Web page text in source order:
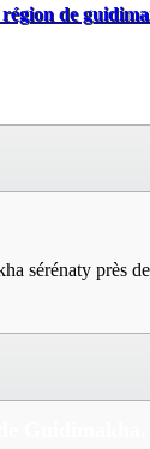
de
sérénaty près